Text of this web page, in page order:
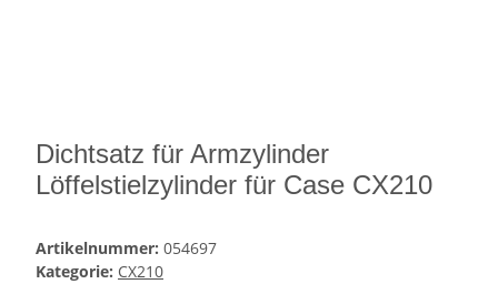
Dichtsatz für Armzylinder
Löffelstielzylinder für Case CX210
Artikelnummer: 054697
Kategorie: CX210